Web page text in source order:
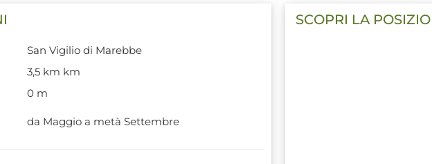
San Vigilio di Marebbe
3,5 km km
0 m
da Maggio a metà Settembre
SCOPRI LA